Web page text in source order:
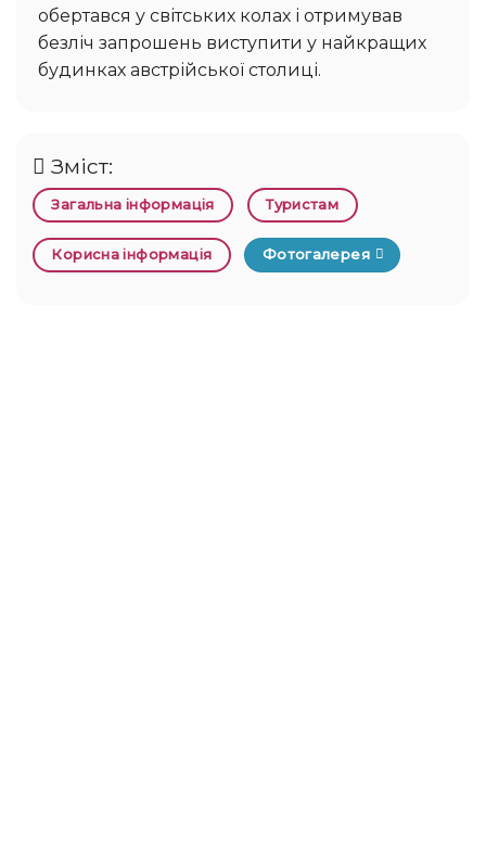
обертався у світських колах і отримував
безліч запрошень виступити у найкращих
будинках австрійської столиці.
Зміст:
Загальна інформація Туристам
Корисна інформація Фотогалерея